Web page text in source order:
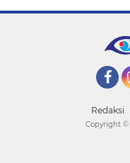
Redaksi
Copyright ©